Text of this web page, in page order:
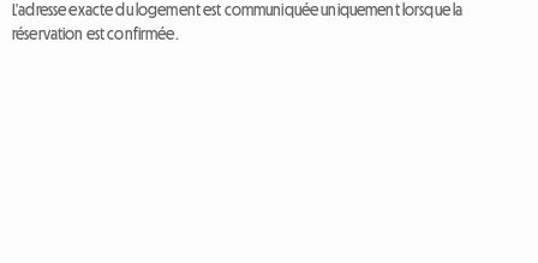
L'adresse exacte du logement est communiquée uniquement lorsque la
réservation est confirmée.